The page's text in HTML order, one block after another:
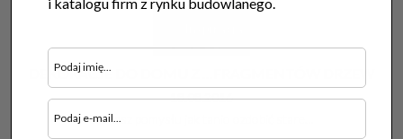
DEKORACJE DO DOMU Z …FRAGMENTÓW DRZEW
18.08.2016
Szukasz pomysłu jak tanio ozdobić stare…